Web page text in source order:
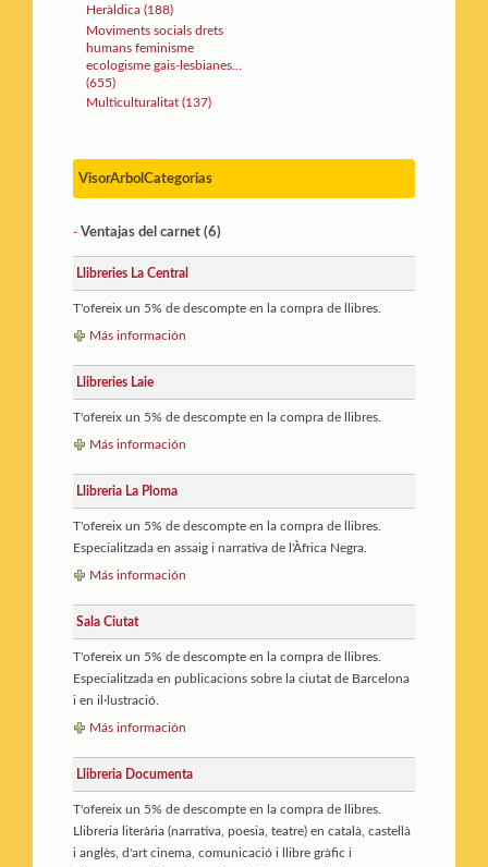
Heràldica (188)
Moviments socials drets
humans feminisme
ecologisme gais-lesbianes...
(655)
Multiculturalitat (137)
VisorArbolCategorias
- Ventajas del carnet (6)
Llibreries La Central
T'ofereix un 5% de descompte en la compra de llibres.
Más información
Llibreries Laie
T'ofereix un 5% de descompte en la compra de llibres.
Más información
Llibreria La Ploma
T'ofereix un 5% de descompte en la compra de llibres.
Especialitzada en assaig i narrativa de l'Àfrica Negra.
Más información
Sala Ciutat
T'ofereix un 5% de descompte en la compra de llibres.
Especialitzada en publicacions sobre la ciutat de Barcelona
i en il·lustració.
Más información
Llibreria Documenta
T'ofereix un 5% de descompte en la compra de llibres.
Llibreria literària (narrativa, poesia, teatre) en català, castellà
i anglès, d'art cinema, comunicació i llibre gràfic i